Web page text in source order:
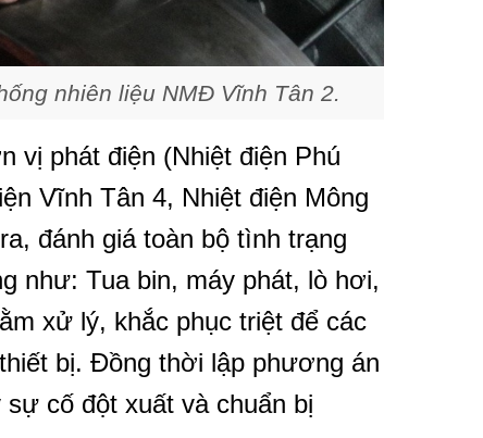
nhiên liệu NMĐ Vĩnh Tân 2.
vị phát điện (Nhiệt điện Phú
Vĩnh Tân 4, Nhiệt điện Mông
đánh giá toàn bộ tình trạng
như: Tua bin, máy phát, lò hơi,
xử lý, khắc phục triệt để các
bị. Đồng thời lập phương án
cố đột xuất và chuẩn bị